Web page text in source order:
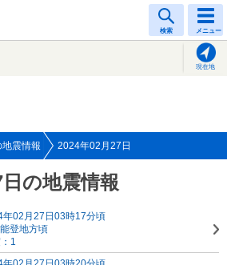
検索 メニュー
現在地
震情報 2024年02月27日
の地震情報
年02月27日03時17分頃
登地方頃
1